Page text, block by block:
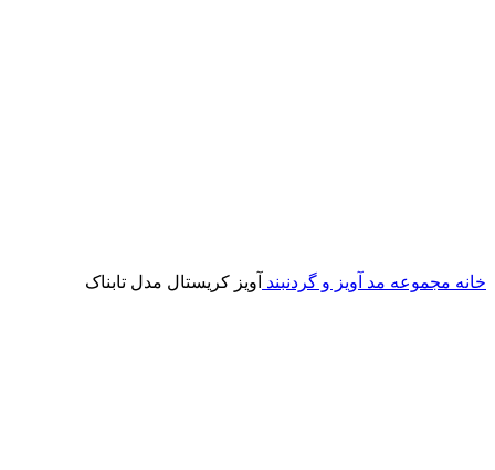
خانه مجموعه مد آویز و گردنبند آویز کریستال مدل تابناک